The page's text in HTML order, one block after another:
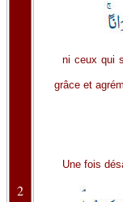
2
ni ceux qui
grâce et
Une fois